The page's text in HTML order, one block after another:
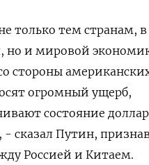
только тем странам, в
но и мировой
стороны
огромный ущерб,
состояние
сказал Путин,
Россией и Китаем.